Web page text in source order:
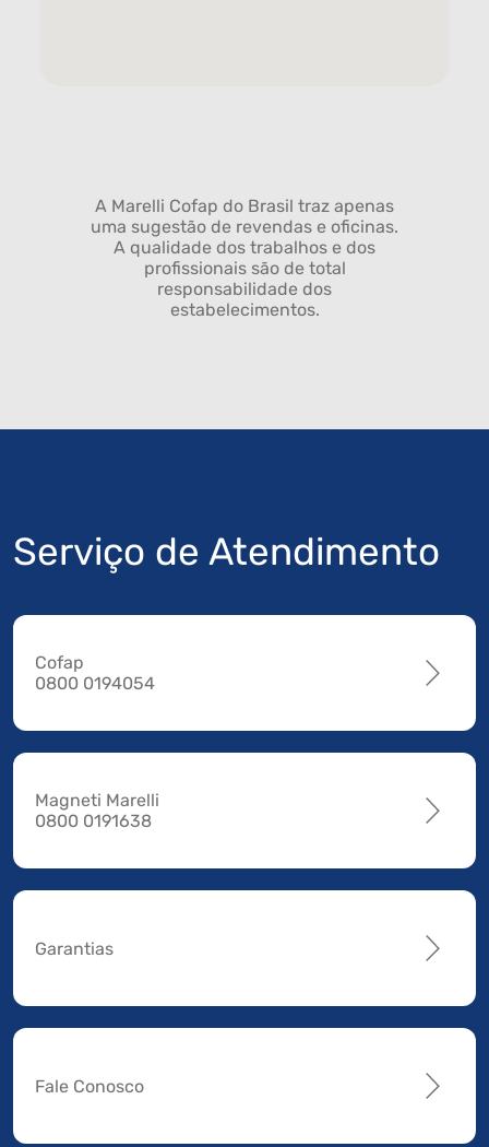
A Marelli Cofap do Brasil traz apenas
uma sugestão de revendas e oficinas.
A qualidade dos trabalhos e dos
profissionais são de total
responsabilidade dos
estabelecimentos.
Serviço de Atendimento
Cofap
0800 0194054
Magneti Marelli
0800 0191638
Garantias
Fale Conosco